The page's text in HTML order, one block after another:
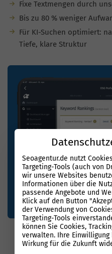
Fixe Textmengen durch
Bis zu 80 % weniger
Für KI-Suchen optimiert:
Tiefe, klare Struktur
Seoagentur.de nutzt
Targeting-Tools (auch von
wir unsere Websites
Informationen über die
passende Angebote und
Klick auf den Button
der Verwendung von
Targeting-Tools
können Sie Cookies,
verwalten. Ihre
Wirkung für die Zukunft